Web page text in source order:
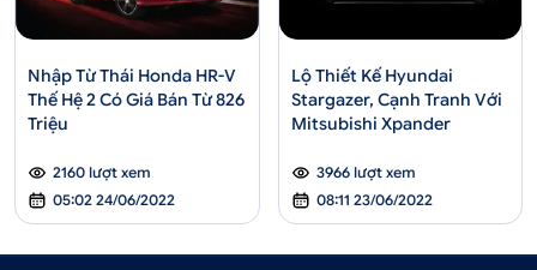
Nhập Từ Thái Honda HR-V
Thế Hệ 2 Có Giá Bán Từ 826
Triệu
2160 lượt xem
05:02 24/06/2022
Lộ Thiết Kế Hyundai
Stargazer, Cạnh Tranh Với
Mitsubishi Xpander
3966 lượt xem
08:11 23/06/2022